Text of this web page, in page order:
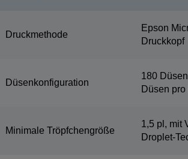
Druckmethode
Epson
Druckkopf
Düsenkonfiguration
180
Düsen pro
Minimale Tröpfchengröße
1,5 pl, mit
Droplet-